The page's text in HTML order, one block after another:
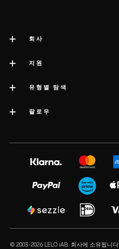
회사
LELO 소개
우수 기업 상
개인정보 보호 정책
쿠키 정책
지원
고객 지원
satisfaction guarantee
일반 FAQ
쇼핑 FAQ
제품 FAQ
environmental labels
유형별 탐색
카테고리
남성용 섹스 토이
커플용 섹스 토이
럭셔리 섹스 토이
팔로우
facebook
audio erotica
© 2003-2026 LELO iAB. 회사에 소유됩니다.